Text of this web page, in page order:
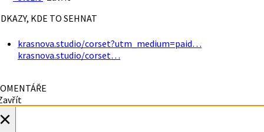
KDE TO SEHNAT
krasnova.studio/corset?utm_medium=paid…
krasnova.studio/corset…